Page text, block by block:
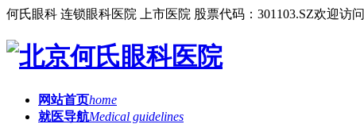
何氏眼科 连锁眼科医院 上市医院 股票代码：301103.SZ欢迎访问
网站首页home
就医导航Medical guidelines